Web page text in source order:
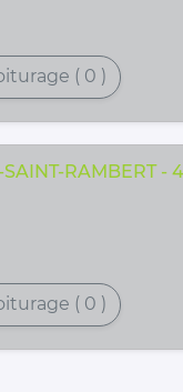
( 0 )
SAINT-RAMBERT -
( 0 )